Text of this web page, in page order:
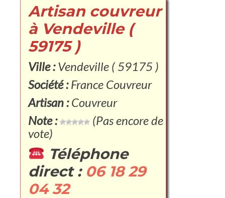
Artisan couvreur
à Vendeville (
59175 )
Ville :Vendeville ( 59175 )
Société :France Couvreur
Artisan :Couvreur
Note :
(Pas encore de
vote)
Téléphone
direct : 06 18 29
04 32